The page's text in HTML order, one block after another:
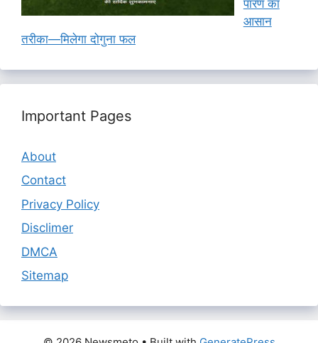
पारण का
आसान
तरीका—मिलेगा दोगुना फल
Important Pages
About
Contact
Privacy Policy
Disclimer
DMCA
Sitemap